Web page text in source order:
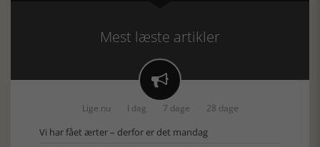
Mest læste artikler

Lige nu I dag 7 dage 28 dage
Vi har fået ærter – derfor er det mandag